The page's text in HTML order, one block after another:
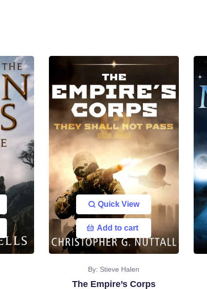
Quick View
Add to cart
By: Stieve Halen
The Empire’s Corps